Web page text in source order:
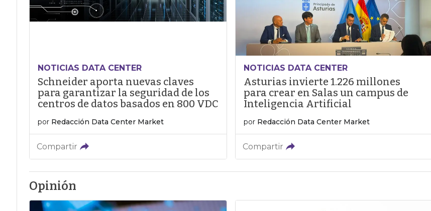
NOTICIAS DATA CENTER
Schneider aporta nuevas claves
para garantizar la seguridad de los
centros de datos basados en 800 VDC
por Redacción Data Center Market
Compartir
NOTICIAS DATA CENTER
Asturias invierte 1.226 millones
para crear en Salas un campus de
Inteligencia Artificial
por Redacción Data Center Market
Compartir
Opinión